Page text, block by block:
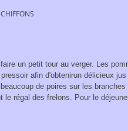
un petit tour au verger. Les
afin d'obtenirun délicieux
de poires sur les branches
le régal des frelons. Pour le